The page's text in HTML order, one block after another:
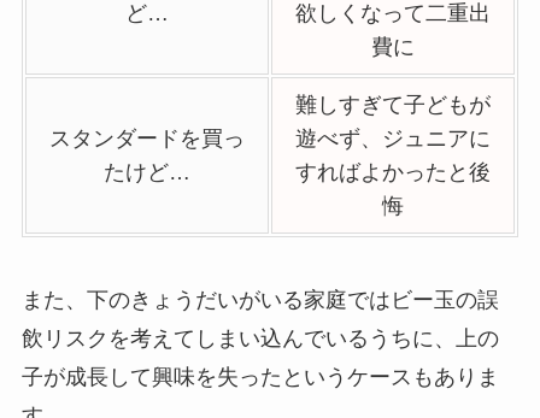
ど…
欲しくなって二重出
費に
スタンダードを買っ
たけど…
難しすぎて子どもが
遊べず、ジュニアに
すればよかったと後
悔
また、下のきょうだいがいる家庭ではビー玉の誤
飲リスクを考えてしまい込んでいるうちに、上の
子が成長して興味を失ったというケースもありま